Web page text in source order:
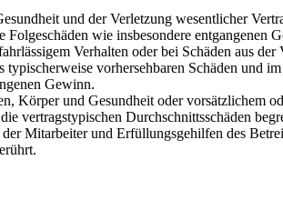
und der Verletzung wesentlicher
wie insbesondere entgangenen
Verhalten oder bei Schäden aus
vorhersehbaren Schäden und
Gewinn.
Körper und Gesundheit oder vorsätzlichem
vertragstypischen Durchschnittsschäden
Mitarbeiter und Erfüllungsgehilfen des